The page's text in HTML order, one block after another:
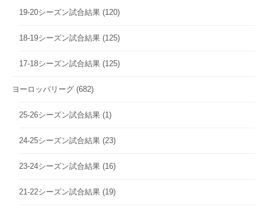
19-20シーズン試合結果 (120)
18-19シーズン試合結果 (125)
17-18シーズン試合結果 (125)
ヨーロッパリーグ (682)
25-26シーズン試合結果 (1)
24-25シーズン試合結果 (23)
23-24シーズン試合結果 (16)
21-22シーズン試合結果 (19)